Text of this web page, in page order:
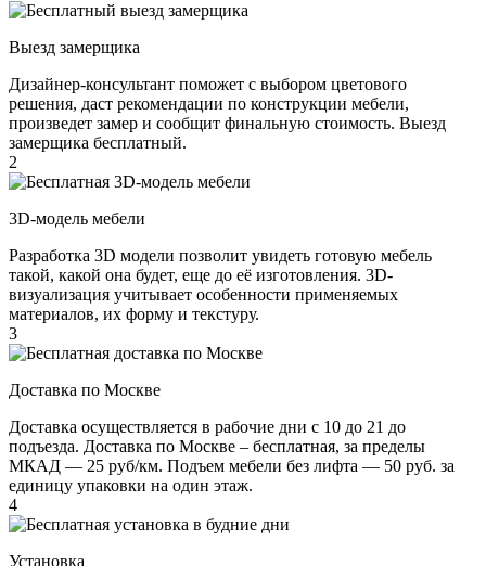
Выезд замерщика
Дизайнер-консультант поможет с выбором цветового
решения, даст рекомендации по конструкции мебели,
произведет замер и сообщит финальную стоимость. Выезд
замерщика бесплатный.
2
3D-модель мебели
Разработка 3D модели позволит увидеть готовую мебель
такой, какой она будет, еще до её изготовления. 3D-
визуализация учитывает особенности применяемых
материалов, их форму и текстуру.
3
Доставка по Москве
Доставка осуществляется в рабочие дни с 10 до 21 до
подъезда. Доставка по Москве – бесплатная, за пределы
МКАД — 25 руб/км. Подъем мебели без лифта — 50 руб. за
единицу упаковки на один этаж.
4
Установка